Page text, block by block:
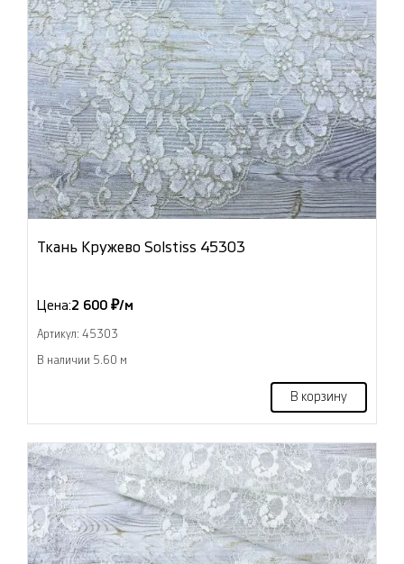
Ткань Кружево Solstiss 45303
Цена:2 600 ₽/м
Артикул: 45303
В наличии 5.60 м
В корзину